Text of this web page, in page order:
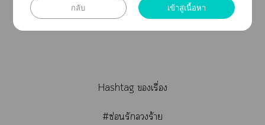
Hashtag เรื่อง
#ซ่อนรักร้าย
กลับ เข้าสู่เนื้อหา